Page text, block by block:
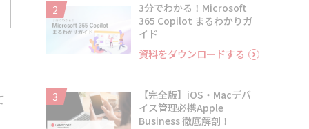
2
3分でわかる！Microsoft
365 Copilot まるわかりガ
イド
資料をダウンロードする
3
【完全版】iOS・Macデバ
イス管理必携Apple
Business 徹底解剖！